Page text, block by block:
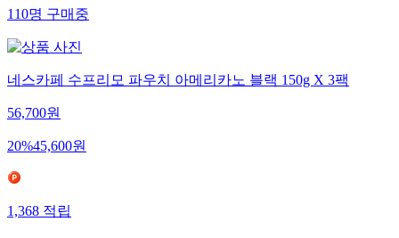
110명구매중
네스카페 수프리모 파우치 아메리카노 블랙 150g X 3팩
56,700원
20%45,600원
1,368적립